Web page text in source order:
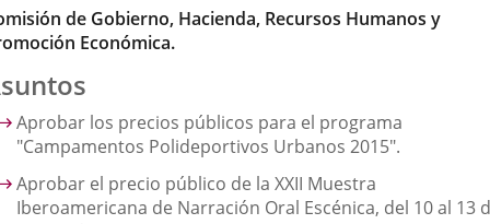
de Gobierno, Hacienda, Recursos Humanos y
Económica.
Aprobar los precios públicos para el programa
"Campamentos Polideportivos Urbanos 2015".
Aprobar el precio público de la XXII Muestra
Iberoamericana de Narración Oral Escénica, del 10 al 13